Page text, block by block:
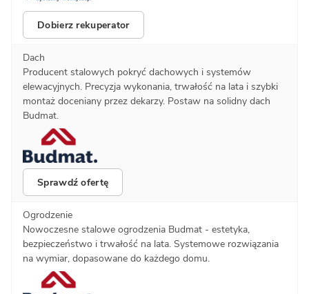
Dobierz rekuperator
Dach
Producent stalowych pokryć dachowych i systemów
elewacyjnych. Precyzja wykonania, trwałość na lata i szybki
montaż doceniany przez dekarzy. Postaw na solidny dach
Budmat.
Sprawdź ofertę
Ogrodzenie
Nowoczesne stalowe ogrodzenia Budmat - estetyka,
bezpieczeństwo i trwałość na lata. Systemowe rozwiązania
na wymiar, dopasowane do każdego domu.